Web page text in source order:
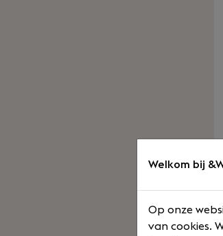
Welkom bij
Op onze
van cookies.